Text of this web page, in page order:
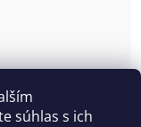
súhlas s ich